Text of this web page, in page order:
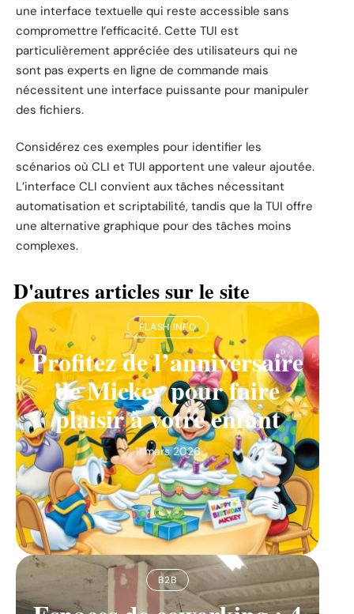
une interface textuelle qui reste accessible sans
compromettre l’efficacité. Cette TUI est
particulièrement appréciée des utilisateurs qui ne
sont pas experts en ligne de commande mais
nécessitent une interface puissante pour manipuler
des fichiers.
Considérez ces exemples pour identifier les
scénarios où CLI et TUI apportent une valeur ajoutée.
L’interface CLI convient aux tâches nécessitant
automatisation et scriptabilité, tandis que la TUI offre
une alternative graphique pour des tâches moins
complexes.
D'autres articles sur le site
FLASH INFO
Profitez de l’anniversaire
de Mickey pour faire
plaisir à votre enfant
11 mars 2026
B2B